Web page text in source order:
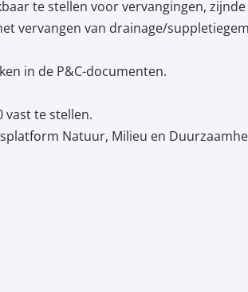
te stellen voor vervangingen, zijnde
vervangen van drainage/
in de P&C-documenten.
vast te stellen.
Natuur, Milieu en